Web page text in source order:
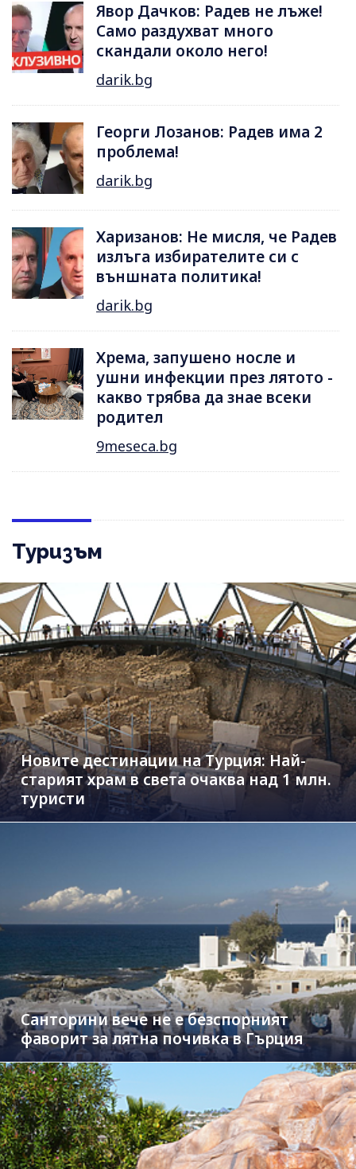
Явор Дачков: Радев не лъже!
Само раздухват много
скандали около него!
darik.bg
Георги Лозанов: Радев има 2
проблема!
darik.bg
Харизанов: Не мисля, че Радев
излъга избирателите си с
външната политика!
darik.bg
Хрема, запушено носле и
ушни инфекции през лятотo -
какво трябва да знае всеки
родител
9meseca.bg
Туризъм
Новите дестинации на Турция: Най-
старият храм в света очаква над 1 млн.
туристи
Санторини вече не е безспорният
фаворит за лятна почивка в Гърция